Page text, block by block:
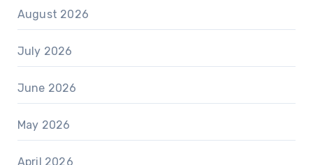
August 2026
July 2026
June 2026
May 2026
April 2026